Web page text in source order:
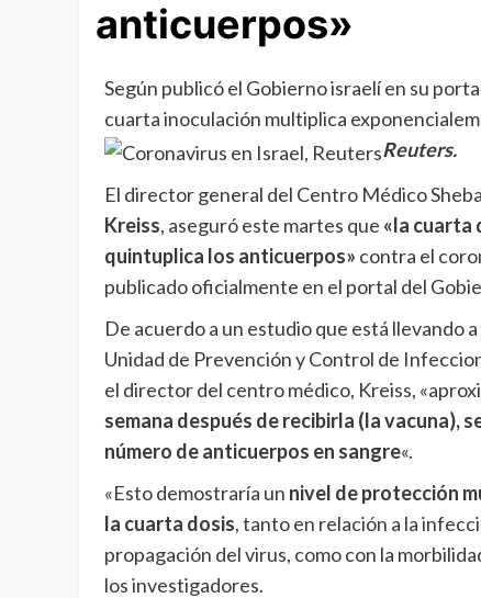
anticuerpos»
Según publicó el Gobierno israelí en su
cuarta inoculación multiplica
Reuters.
El director general del Centro Médico
Kreiss, aseguró este martes que «la cuarta
quintuplica los anticuerpos» contra el
publicado oficialmente en el portal del
De acuerdo a un estudio que está llevando
Unidad de Prevención y Control de
el director del centro médico, Kreiss,
semana después de recibirla (la vacuna),
número de anticuerpos en sangre«.
«Esto demostraría un nivel de protección
la cuarta dosis, tanto en relación a la
propagación del virus, como con la
los investigadores.